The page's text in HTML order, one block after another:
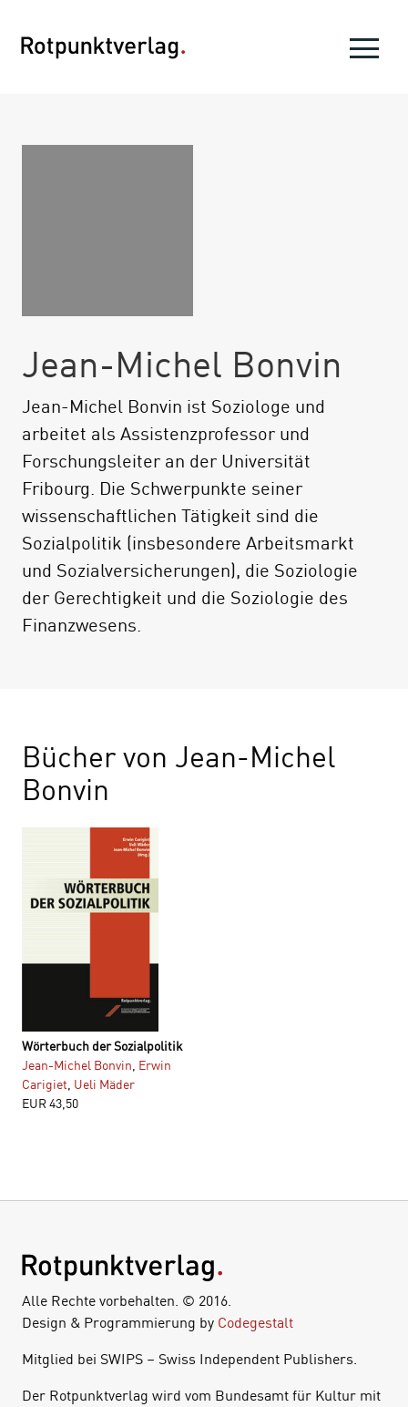
Jean-Michel Bonvin
Jean-Michel Bonvin ist Soziologe und
arbeitet als Assistenzprofessor und
Forschungsleiter an der Universität
Fribourg. Die Schwerpunkte seiner
wissenschaftlichen Tätigkeit sind die
Sozialpolitik (insbesondere Arbeitsmarkt
und Sozialversicherungen), die Soziologie
der Gerechtigkeit und die Soziologie des
Finanzwesens.
Bücher von Jean-Michel
Bonvin
Wörterbuch der Sozialpolitik
Jean-Michel Bonvin Erwin
Carigiet Ueli Mäder
EUR43,50
Alle Rechte vorbehalten. © 2016.
Design & Programmierung by Codegestalt
Mitglied bei SWIPS – Swiss Independent Publishers.
Der Rotpunktverlag wird vom Bundesamt für Kultur mit